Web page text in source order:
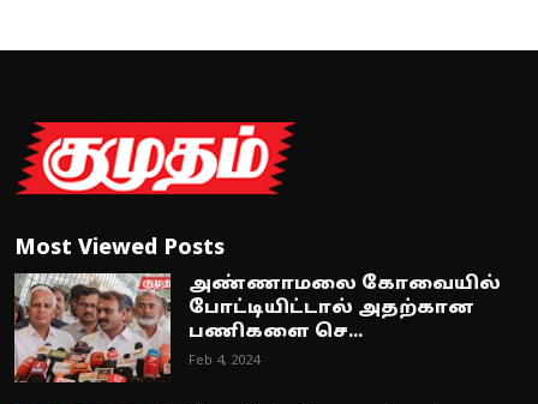
Most Viewed Posts
அண்ணாமலை கோவையில்
போட்டியிட்டால் அதற்கான
பணிகளை செ...
Feb 4, 2024